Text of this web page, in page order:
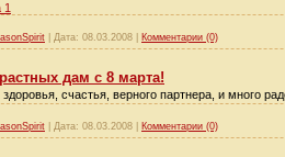
1
Дата: 08.03.2008 Комментарии (0)
дам с 8 марта!
счастья, верного партнера, и много
Дата: 08.03.2008 Комментарии (0)